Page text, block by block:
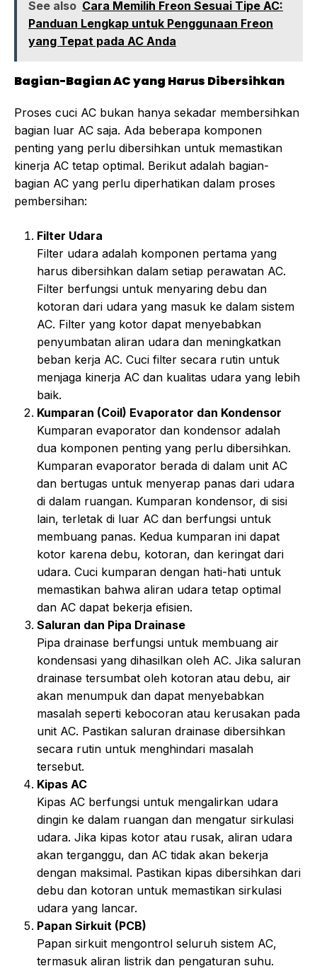
See also Cara Memilih Freon Sesuai Tipe AC:
Panduan Lengkap untuk Penggunaan Freon
yang Tepat pada AC Anda
Bagian-Bagian AC yang Harus Dibersihkan
Proses cuci AC bukan hanya sekadar membersihkan
bagian luar AC saja. Ada beberapa komponen
penting yang perlu dibersihkan untuk memastikan
kinerja AC tetap optimal. Berikut adalah bagian-
bagian AC yang perlu diperhatikan dalam proses
pembersihan:
Filter Udara
Filter udara adalah komponen pertama yang
harus dibersihkan dalam setiap perawatan AC.
Filter berfungsi untuk menyaring debu dan
kotoran dari udara yang masuk ke dalam sistem
AC. Filter yang kotor dapat menyebabkan
penyumbatan aliran udara dan meningkatkan
beban kerja AC. Cuci filter secara rutin untuk
menjaga kinerja AC dan kualitas udara yang lebih
baik.
Kumparan (Coil) Evaporator dan Kondensor
Kumparan evaporator dan kondensor adalah
dua komponen penting yang perlu dibersihkan.
Kumparan evaporator berada di dalam unit AC
dan bertugas untuk menyerap panas dari udara
di dalam ruangan. Kumparan kondensor, di sisi
lain, terletak di luar AC dan berfungsi untuk
membuang panas. Kedua kumparan ini dapat
kotor karena debu, kotoran, dan keringat dari
udara. Cuci kumparan dengan hati-hati untuk
memastikan bahwa aliran udara tetap optimal
dan AC dapat bekerja efisien.
Saluran dan Pipa Drainase
Pipa drainase berfungsi untuk membuang air
kondensasi yang dihasilkan oleh AC. Jika saluran
drainase tersumbat oleh kotoran atau debu, air
akan menumpuk dan dapat menyebabkan
masalah seperti kebocoran atau kerusakan pada
unit AC. Pastikan saluran drainase dibersihkan
secara rutin untuk menghindari masalah
tersebut.
Kipas AC
Kipas AC berfungsi untuk mengalirkan udara
dingin ke dalam ruangan dan mengatur sirkulasi
udara. Jika kipas kotor atau rusak, aliran udara
akan terganggu, dan AC tidak akan bekerja
dengan maksimal. Pastikan kipas dibersihkan dari
debu dan kotoran untuk memastikan sirkulasi
udara yang lancar.
Papan Sirkuit (PCB)
Papan sirkuit mengontrol seluruh sistem AC,
termasuk aliran listrik dan pengaturan suhu.